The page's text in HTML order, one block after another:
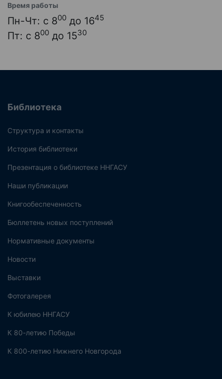
Время работы
Пн-Чт: с 800 до 1645
Пт: с 800 до 1530
Библиотека
Структура и контакты
История библиотеки
Презентация о библиотеке ННГАСУ
Наши публикации
Книгообеспеченность
Бюллетень новых поступлений
Нормативные документы
Новости
Выставки
Фотогалерея
К юбилею ННГАСУ
К 80-летию Победы
К 800-летию Нижнего Новгорода